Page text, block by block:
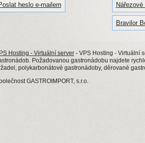
heslo e-mailem Nářezové
Bravilor
Hosting - Virtuální server - VPS Hosting - Virtuální
Požadovanou gastronádobu najdete
polykarbonátové gastronádoby, děrované
GASTROIMPORT, s.r.o.